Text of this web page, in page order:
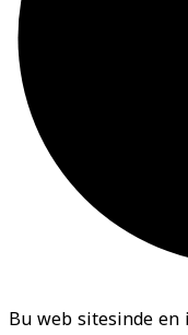
Bu web sitesinde en